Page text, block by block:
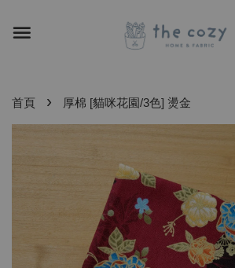
首頁 › 厚棉 [貓咪花園/3色] 燙金